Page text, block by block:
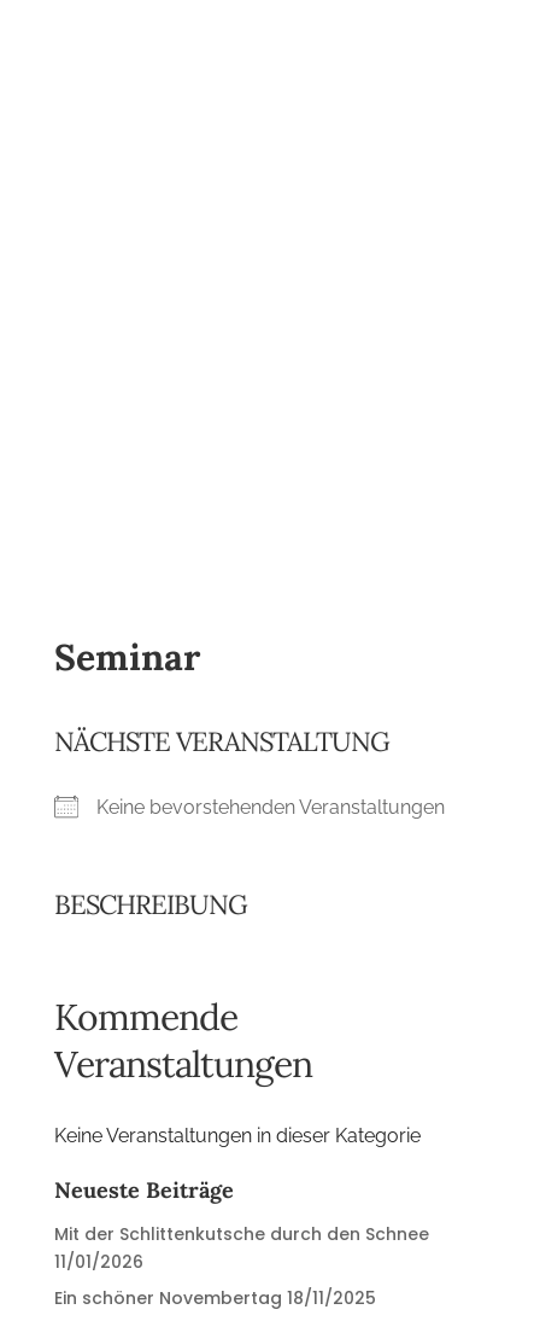
Seminar
NÄCHSTE VERANSTALTUNG
Keine bevorstehenden Veranstaltungen
BESCHREIBUNG
Kommende
Veranstaltungen
Keine Veranstaltungen in dieser Kategorie
Neueste Beiträge
Mit der Schlittenkutsche durch den Schnee
11/01/2026
Ein schöner Novembertag 18/11/2025